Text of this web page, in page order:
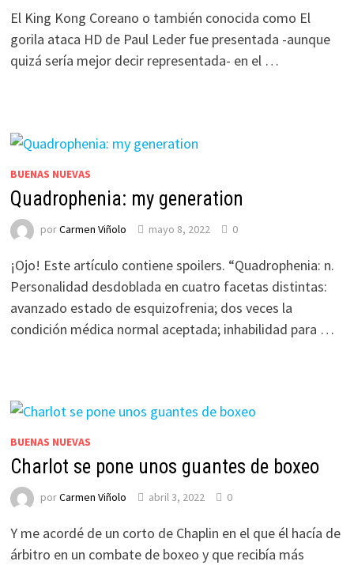
El King Kong Coreano o también conocida como El
gorila ataca HD de Paul Leder fue presentada -aunque
quizá sería mejor decir representada- en el …
BUENAS NUEVAS
Quadrophenia: my generation
porCarmen Viñolo mayo 8, 2022 0
¡Ojo! Este artículo contiene spoilers. “Quadrophenia: n.
Personalidad desdoblada en cuatro facetas distintas:
avanzado estado de esquizofrenia; dos veces la
condición médica normal aceptada; inhabilidad para …
BUENAS NUEVAS
Charlot se pone unos guantes de boxeo
porCarmen Viñolo abril 3, 2022 0
Y me acordé de un corto de Chaplin en el que él hacía de
árbitro en un combate de boxeo y que recibía más